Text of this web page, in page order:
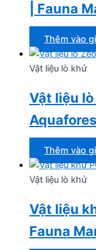
| Fauna
Thêm vào
Vật liệu lò khử
Vật liệu lò
Thêm vào
Vật liệu lò khử
Vật liệu
Fauna